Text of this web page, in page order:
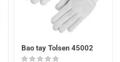
Bao tay Tolsen 45002